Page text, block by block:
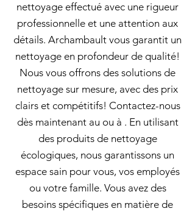
nettoyage effectué avec une rigueur
professionnelle et une attention aux
détails. Archambault vous garantit un
nettoyage en profondeur de qualité!
Nous vous offrons des solutions de
nettoyage sur mesure, avec des prix
clairs et compétitifs! Contactez-nous
dès maintenant au ou à . En utilisant
des produits de nettoyage
écologiques, nous garantissons un
espace sain pour vous, vos employés
ou votre famille. Vous avez des
besoins spécifiques en matière de